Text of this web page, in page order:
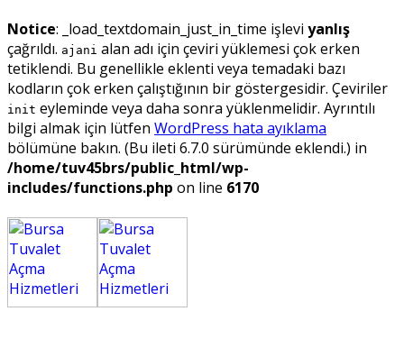
Notice: _load_textdomain_just_in_time işlevi yanlış
çağrıldı. ajani alan adı için çeviri yüklemesi çok erken
tetiklendi. Bu genellikle eklenti veya temadaki bazı
kodların çok erken çalıştığının bir göstergesidir. Çeviriler
init eyleminde veya daha sonra yüklenmelidir. Ayrıntılı
bilgi almak için lütfen WordPress hata ayıklama
bölümüne bakın. (Bu ileti 6.7.0 sürümünde eklendi.) in
/home/tuv45brs/public_html/wp-
includes/functions.php on line 6170